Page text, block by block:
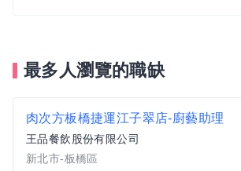
最多人瀏覽的職缺
肉次方板橋捷運江子翠店-廚藝助理
王品餐飲股份有限公司
新北市-板橋區